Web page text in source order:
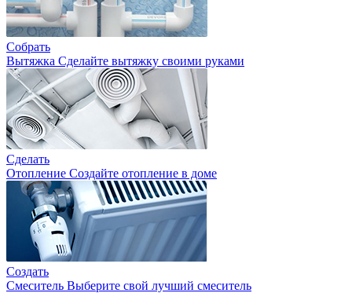
Собрать
Вытяжка Сделайте вытяжку своими руками
Сделать
Отопление Создайте отопление в доме
Создать
Смеситель Выберите свой лучший смеситель